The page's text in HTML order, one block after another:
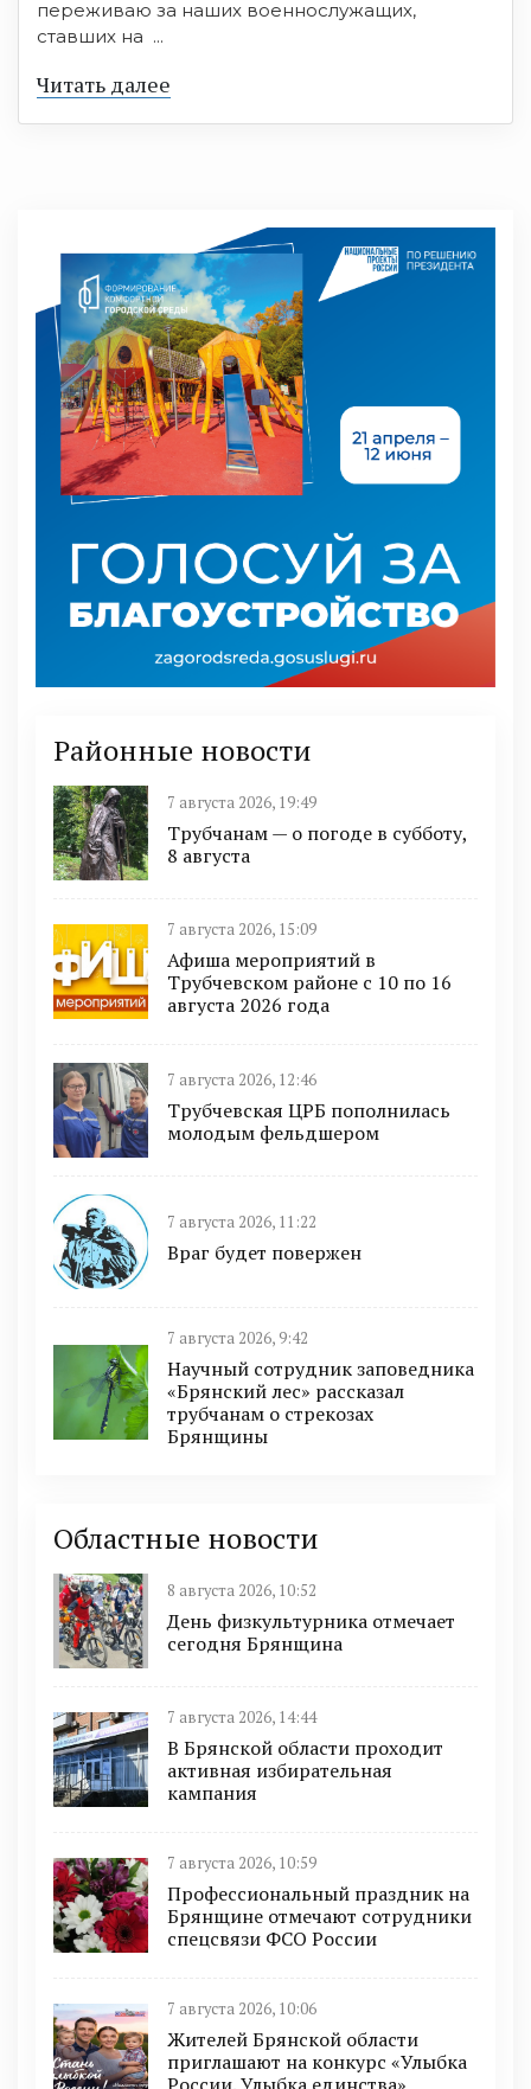
переживаю за наших военнослужащих,
ставших на ...
Читать далее
Районные новости
7 августа 2026, 19:49
Трубчанам — о погоде в субботу,
8 августа
7 августа 2026, 15:09
Афиша мероприятий в
Трубчевском районе с 10 по 16
августа 2026 года
7 августа 2026, 12:46
Трубчевская ЦРБ пополнилась
молодым фельдшером
7 августа 2026, 11:22
Враг будет повержен
7 августа 2026, 9:42
Научный сотрудник заповедника
«Брянский лес» рассказал
трубчанам о стрекозах
Брянщины
Областные новости
8 августа 2026, 10:52
День физкультурника отмечает
сегодня Брянщина
7 августа 2026, 14:44
В Брянской области проходит
активная избирательная
кампания
7 августа 2026, 10:59
Профессиональный праздник на
Брянщине отмечают сотрудники
спецсвязи ФСО России
7 августа 2026, 10:06
Жителей Брянской области
приглашают на конкурс «Улыбка